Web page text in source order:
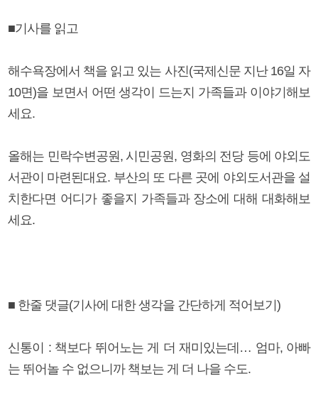
■기사를 읽고
해수욕장에서 책을 읽고 있는 사진(국제신문 지난 16일 자
10면)을 보면서 어떤 생각이 드는지 가족들과 이야기해보
세요.
올해는 민락수변공원, 시민공원, 영화의 전당 등에 야외도
서관이 마련된대요. 부산의 또 다른 곳에 야외도서관을 설
치한다면 어디가 좋을지 가족들과 장소에 대해 대화해보
세요.
■ 한줄 댓글(기사에 대한 생각을 간단하게 적어보기)
신통이 : 책보다 뛰어노는 게 더 재미있는데… 엄마, 아빠
는 뛰어놀 수 없으니까 책보는 게 더 나을 수도.